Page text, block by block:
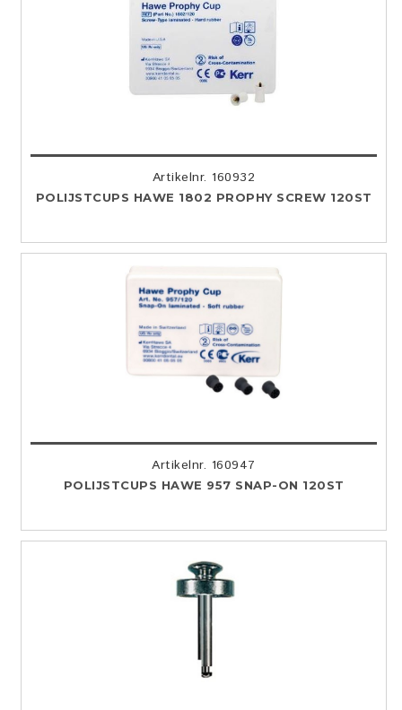
Artikelnr. 160932
POLIJSTCUPS HAWE 1802 PROPHY SCREW 120ST
Artikelnr. 160947
POLIJSTCUPS HAWE 957 SNAP-ON 120ST